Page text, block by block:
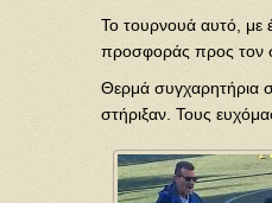
Το τουρνουά αυτό, με
προσφοράς προς τον
Θερμά συγχαρητήρια
στήριξαν. Τους